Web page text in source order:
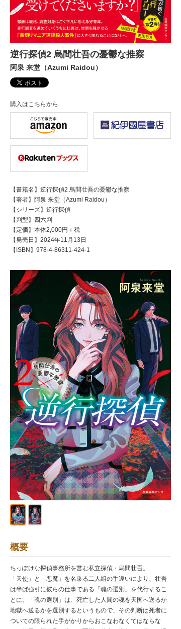
逆行探偵2 烏間壮吾の憂鬱な推察
阿泉 来堂（Azumi Raidou）
購入はこちらから
【書籍名】逆行探偵2 烏間壮吾の憂鬱な推察
【著者】阿泉 来堂（Azumi Raidou）
【シリーズ】逆行探偵
【判型】四六判
【定価】本体2,000円＋税
【発売日】2024年11月13日
【ISBN】978-4-86311-424-1
概要
ちっぽけな探偵事務所を営む私立探偵・烏間壮吾。
「天使」と「悪魔」を名乗る二人組の手違いにより、壮吾
は半ば強引に彼らの仕事である「魂の選別」を代行するこ
とに。「魂の選別」は、死亡した人間の魂を天国へ送るか
地獄へ送るかを選別するというもので、その判断は死者に
ついての限られた手がかりからおこなわなくてはならな